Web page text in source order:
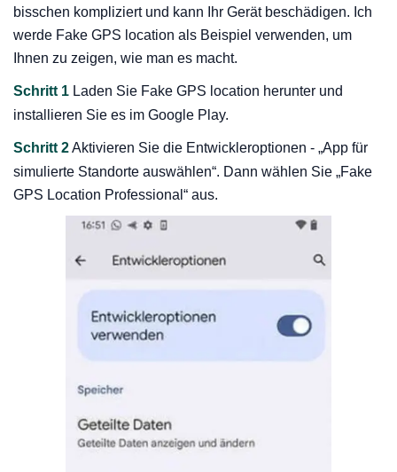
bisschen kompliziert und kann Ihr Gerät beschädigen. Ich
werde Fake GPS location als Beispiel verwenden, um
Ihnen zu zeigen, wie man es macht.
Schritt 1 Laden Sie Fake GPS location herunter und
installieren Sie es im Google Play.
Schritt 2Aktivieren Sie die Entwickleroptionen - „App für
simulierte Standorte auswählen“. Dann wählen Sie „Fake
GPS Location Professional“ aus.